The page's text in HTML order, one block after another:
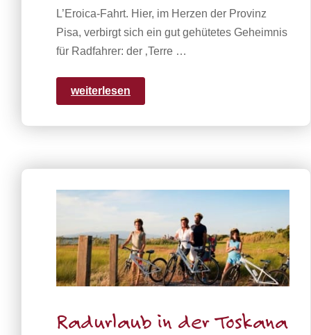
L’Eroica-Fahrt. Hier, im Herzen der Provinz
Pisa, verbirgt sich ein gut gehütetes Geheimnis
für Radfahrer: der ‚Terre …
weiterlesen
Radurlaub in der Toskana